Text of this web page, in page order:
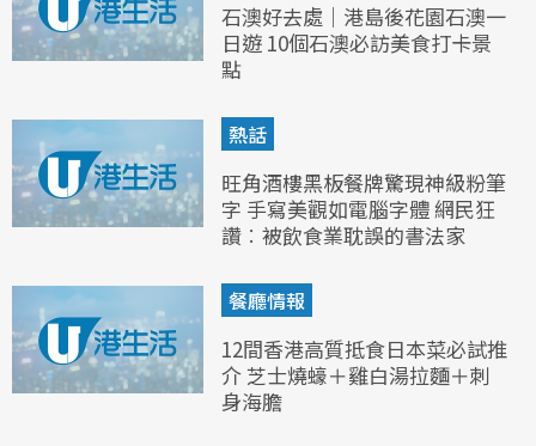
石澳好去處｜港島後花園石澳一
日遊 10個石澳必訪美食打卡景
點
熱話
旺角酒樓黑板餐牌驚現神級粉筆
字 手寫美觀如電腦字體 網民狂
讚︰被飲食業耽誤的書法家
餐廳情報
12間香港高質抵食日本菜必試推
介 芝士燒蠔＋雞白湯拉麵＋刺
身海膽